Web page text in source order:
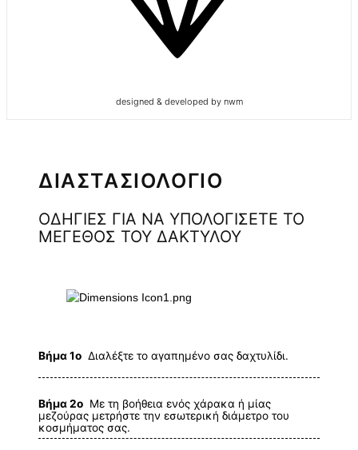
designed & developed by nwm
ΔΙΑΣΤΑΣΙΟΛΟΓΙΟ
ΟΔΗΓΙΕΣ ΓΙΑ ΝΑ ΥΠΟΛΟΓΙΣΕΤΕ ΤΟ
ΜΕΓΕΘΟΣ ΤΟΥ ΔΑΚΤΥΛΟΥ
Βήμα 1ο Διαλέξτε το αγαπημένο σας δαχτυλίδι.
Βήμα 2ο Με τη βοήθεια ενός χάρακα ή μίας
μεζούρας μετρήστε την εσωτερική διάμετρο του
κοσμήματος σας.